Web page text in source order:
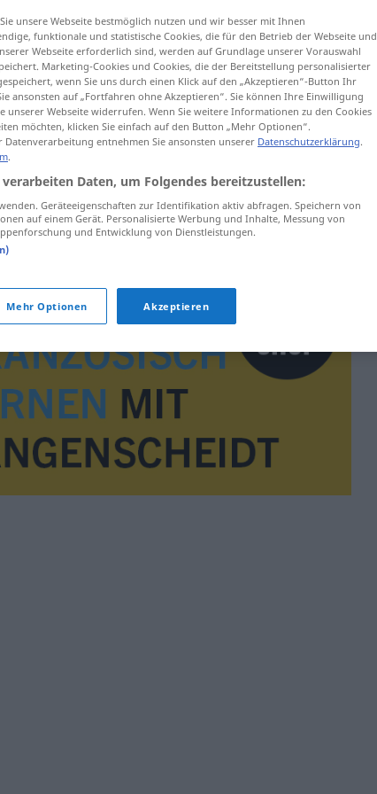
unsere Webseite bestmöglich nutzen und wir besser mit Ihnen
funktionale und statistische Cookies, die für den Betrieb der Webseite und
Webseite erforderlich sind, werden auf Grundlage unserer Vorauswahl
Marketing-Cookies und Cookies, die der Bereitstellung personalisierter
wenn Sie uns durch einen Klick auf den „Akzeptieren“-Button Ihr
ansonsten auf „Fortfahren ohne Akzeptieren“. Sie können Ihre Einwilligung
unserer Webseite widerrufen. Wenn Sie weitere Informationen zu den Cookies
möchten, klicken Sie einfach auf den Button „Mehr Optionen“.
Datenverarbeitung entnehmen Sie ansonsten unserer Datenschutzerklärung.
.
Daten, um Folgendes bereitzustellen:
Geräteeigenschaften zur Identifikation aktiv abfragen. Speichern von
auf einem Gerät. Personalisierte Werbung und Inhalte, Messung von
und Entwicklung von Dienstleistungen.
Mehr Optionen Akzeptieren